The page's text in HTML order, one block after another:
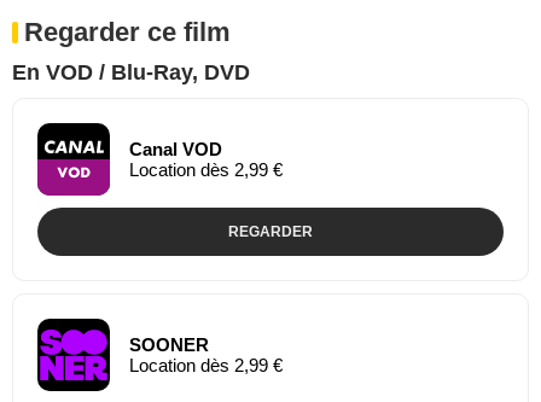
Regarder ce film
En VOD / Blu-Ray, DVD
Canal VOD
Location dès 2,99 €
REGARDER
SOONER
Location dès 2,99 €